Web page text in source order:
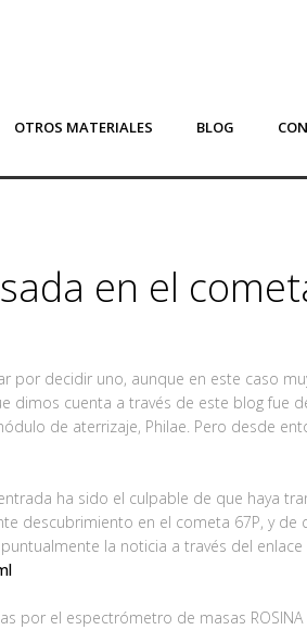
OTROS MATERIALES BLOG
en el
por decidir uno, aunque en este caso
dimos cuenta a través de este blog fue
de aterrizaje, Philae. Pero desde
ha sido el culpable de que haya
descubrimiento en el cometa 67P, y
la noticia a través del
por el espectrómetro de masas